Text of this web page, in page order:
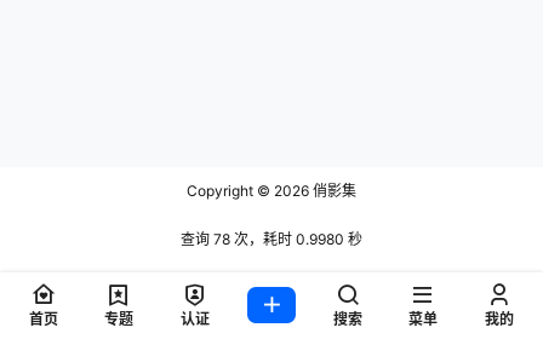
Copyright © 2026 俏影集
查询 78 次，耗时 0.9980 秒
首页 专题 认证 搜索 菜单 我的